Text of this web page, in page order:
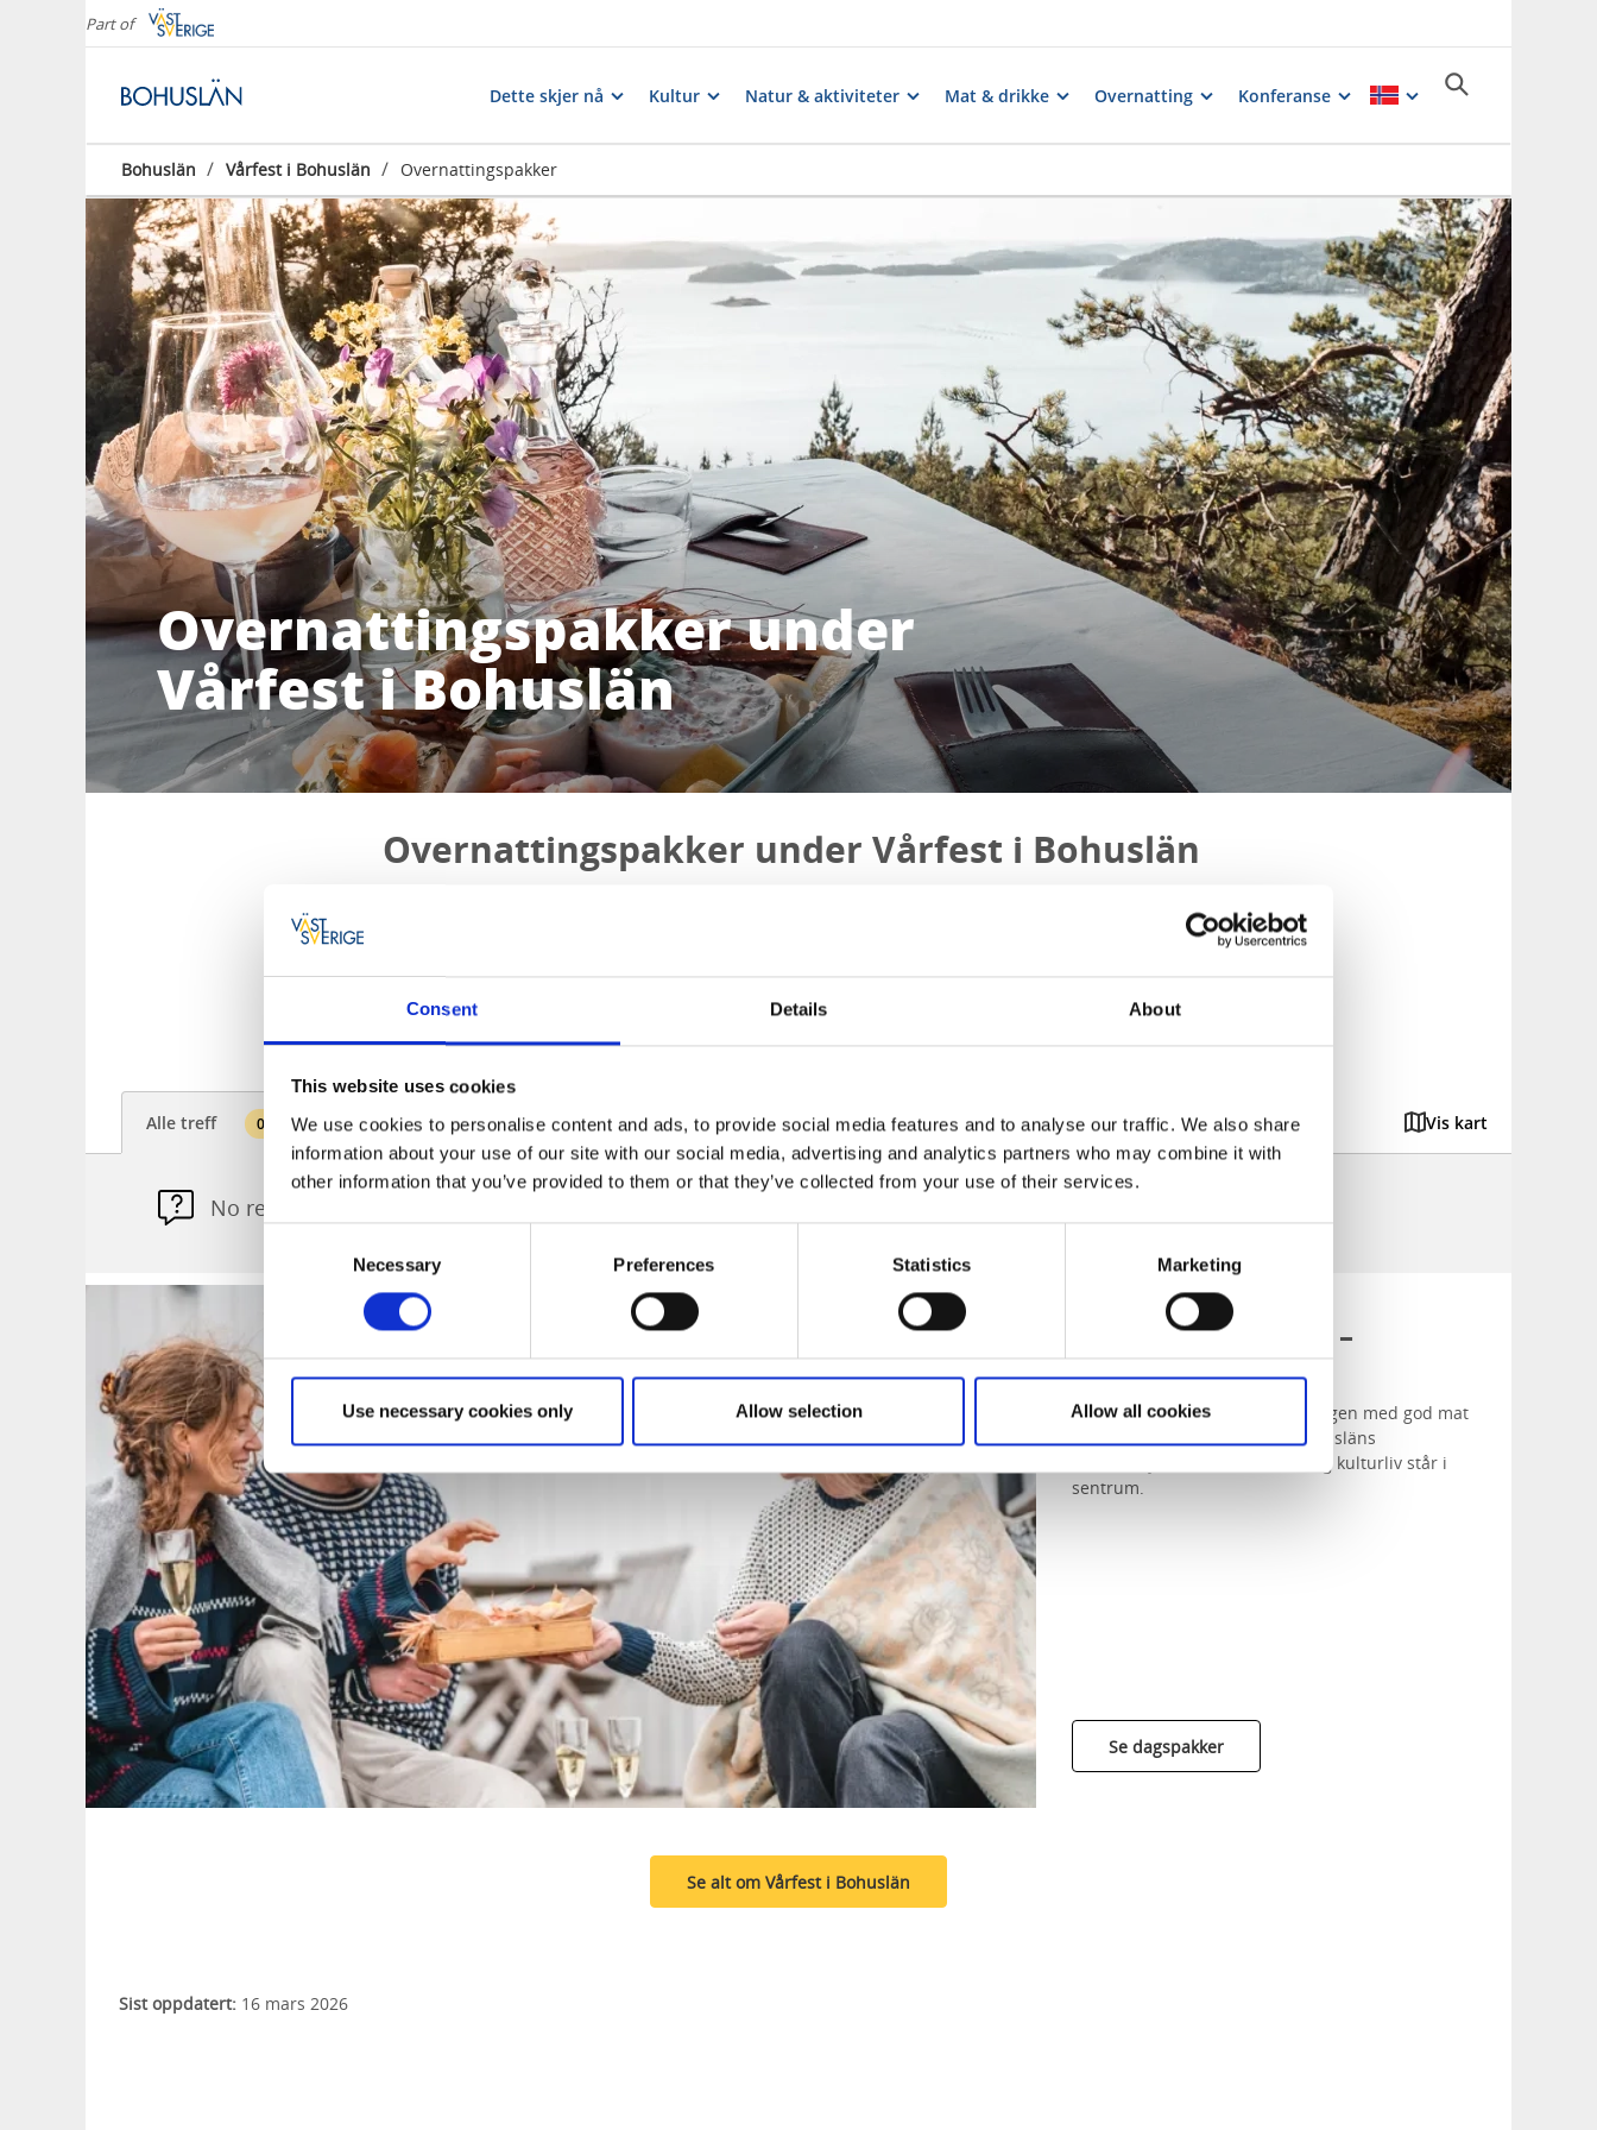
Consent Details About
This website uses cookies
We use cookies to personalise content and ads, to provide social media features and to analyse our traffic. We also share
information about your use of our site with our social media, advertising and analytics partners who may combine it with
other information that you’ve provided to them or that they’ve collected from your use of their services.
Necessary Preferences Statistics Marketing
Use necessary cookies only Allow selection Allow all cookies
Part of
Dette skjer nå Kultur Natur & aktiviteter Mat & drikke Overnatting Konferanse
Bohuslän / Vårfest i Bohuslän / Overnattingspakker
Overnattingspakker under
Vårfest i Bohuslän
Overnattingspakker under Vårfest i Bohuslän
Ikke alle pakketilbudene er tilgjengelige alle dager. Så her gjelder det å gripe muligheten!
Klikk deg videre til bedriftenes hjemmesider for tilgjengelige datoer, priser og bestilling.
Alle treff 0 Vis kart
No results for could be found.
Vårfest i Bohuslän –
dagpakker
Her finner du opplevelser for dagen med god mat
og hyggelige aktiviteter der Bohusläns
mattradisjoner, lokale råvarer og kulturliv står i
sentrum.
Se dagspakker
Se alt om Vårfest i Bohuslän
Sist oppdatert: 16 mars 2026